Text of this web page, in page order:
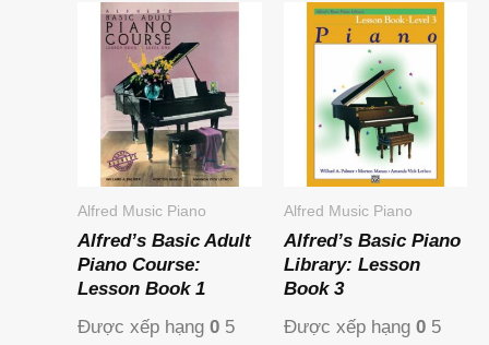
Alfred Music Piano
Alfred’s Basic Adult
Piano Course:
Lesson Book 1
Được xếp hạng 0 5
là:
300KVND.
Alfred Music Piano
Alfred’s Basic Piano
Library: Lesson
Book 3
Được xếp hạng 05
là:
585KVND.
tại
là: